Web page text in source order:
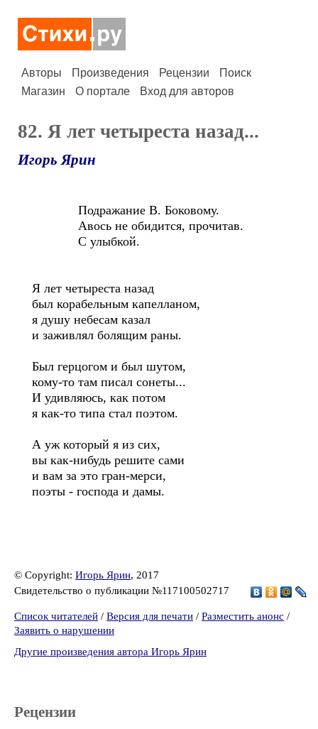
Авторы Произведения Рецензии
Поиск
Магазин
О портале Вход для авторов
82. Я лет четыреста назад...
Игорь Ярин
Подражание В. Боковому.
Авось не обидится, прочитав.
С улыбкой.
Я лет четыреста назад
был корабельным капелланом,
я душу небесам казал
и заживлял болящим раны.
Был герцогом и был шутом,
кому-то там писал сонеты...
И удивляюсь, как потом
я как-то типа стал поэтом.
А уж который я из сих,
вы как-нибудь решите сами
и вам за это гран-мерси,
поэты - господа и дамы.
© Copyright: Игорь Ярин, 2017
Свидетельство о публикации №117100502717
Список читателей / Версия для печати / Разместить анонс /
Заявить о нарушении
Другие произведения автора Игорь Ярин
Рецензии